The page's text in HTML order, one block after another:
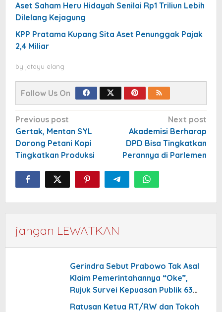
Aset Saham Heru Hidayah Senilai Rp1 Triliun Lebih
Dilelang Kejagung
KPP Pratama Kupang Sita Aset Penunggak Pajak
2,4 Miliar
by jatayu elang
Follow Us On
Post
navigation
Previous post
Gertak, Mentan SYL
Dorong Petani Kopi
Tingkatkan Produksi
Next post
Akademisi Berharap
DPD Bisa Tingkatkan
Perannya di Parlemen
jangan LEWATKAN
Gerindra Sebut Prabowo Tak Asal
Klaim Pemerintahannya “Oke”,
Rujuk Survei Kepuasan Publik 63
Persen
Ratusan Ketua RT/RW dan Tokoh